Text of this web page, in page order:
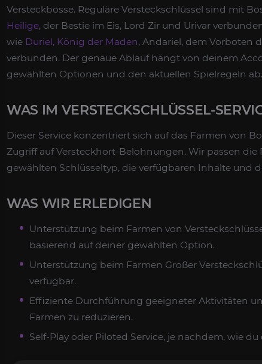
Versteckbosse. Reguläre Versteckschlüssel sind mit
Heilige, der Bestie im Eis, Lord Zir und Urivar
wie Duriel, König der Maden, Andariel, dem Vorboten
verbunden. Der genaue Ablauf hängt von deinem
gewählten Optionen und den aktuellen Spielregeln ab.
WAS IM VERSTECKSCHLÜSSEL-
Dieser Service konzentriert sich auf das Farmen von
Zugriff auf Versteckhort-Belohnungen. Wir passen die
gewählten Schlüsseltyp, die verfügbaren Inhalte und
WAS WIR ERLEDIGEN
Unterstützung beim Farmen von
basierend auf deiner gewählten Option.
Unterstützung beim Farmen Großer
verfügbar.
Effiziente Durchführung geeigneter Aktivitäten
Farmen zu reduzieren.
Self-Play oder Piloted Service, je nachdem, wie